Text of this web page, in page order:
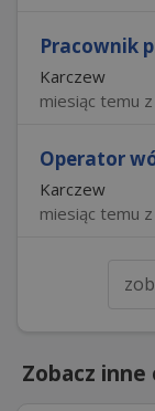
Pracownik
Karczew
miesiąc temu
Operator
Karczew
miesiąc temu
Zobacz